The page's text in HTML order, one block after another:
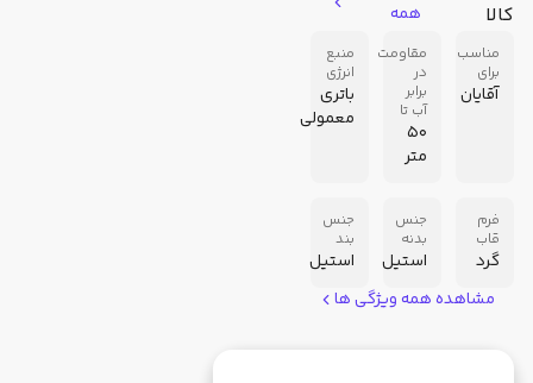
کالا
همه
مناسب
برای
آقایان
مقاومت
در
برابر
آب تا
50
متر
منبع
انرژی
باتری
معمولی
فرم
قاب
گرد
جنس
بدنه
استیل
جنس
بند
استیل
مشاهده همه ویژگی ها